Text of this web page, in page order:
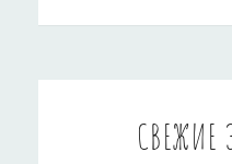
СВЕЖИЕ